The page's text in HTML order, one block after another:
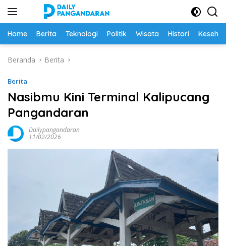
Home Berita Teknologi Politik Wisata Histori
Beranda Berita
Berita
Nasibmu Kini Terminal Kalipucang
Pangandaran
Dailypangandaran
11/02/2026